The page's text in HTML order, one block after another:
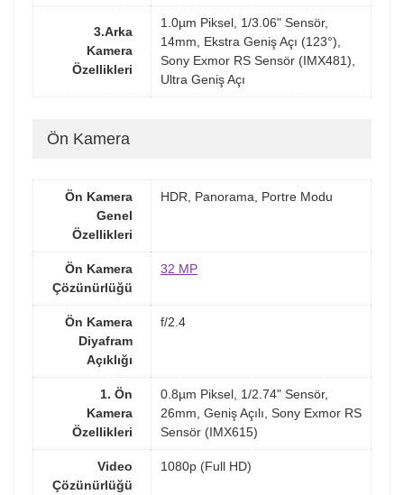
3.Arka
Kamera
Özellikleri
1.0µm Piksel, 1/3.06" Sensör,
14mm, Ekstra Geniş Açı (123°),
Sony Exmor RS Sensör (IMX481),
Ultra Geniş Açı
Ön Kamera
Ön Kamera
Genel
Özellikleri
HDR, Panorama, Portre Modu
Ön Kamera
Çözünürlüğü
32 MP
Ön Kamera
Diyafram
Açıklığı
f/2.4
1. Ön
Kamera
Özellikleri
0.8µm Piksel, 1/2.74" Sensör,
26mm, Geniş Açılı, Sony Exmor RS
Sensör (IMX615)
Video
Çözünürlüğü
1080p (Full HD)